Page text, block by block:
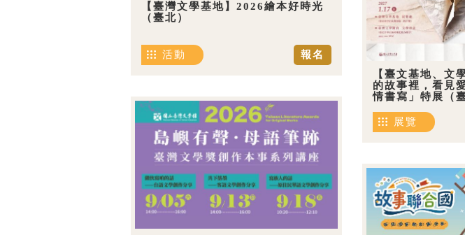
【臺灣文學基地】2026繪本好時光
（臺北）
報名
活動
【臺文基地、文
的故事裡，看見
情書寫」特展（
展覽